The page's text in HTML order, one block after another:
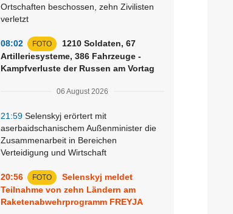
Ortschaften beschossen, zehn Zivilisten
verletzt
08:02 FOTO
1210 Soldaten, 67
Artilleriesysteme, 386 Fahrzeuge -
Kampfverluste der Russen am Vortag
06 August 2026
21:59 Selenskyj erörtert mit
aserbaidschanischem Außenminister die
Zusammenarbeit in Bereichen
Verteidigung und Wirtschaft
20:56 FOTO
Selenskyj meldet
Teilnahme von zehn Ländern am
Raketenabwehrprogramm FREYJA